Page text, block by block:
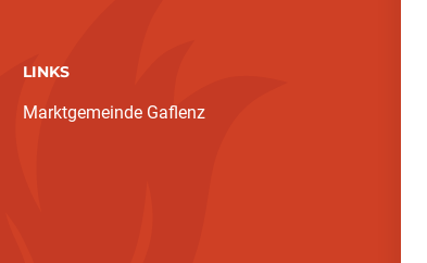
LINKS
Marktgemeinde Gaflenz